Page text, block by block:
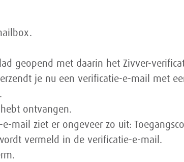
geopend met daarin het Zivver-
je nu een verificatie-e-mail met
ontvangen.
mail ziet er ongeveer zo uit:
vermeld in de verificatie-e-mail.